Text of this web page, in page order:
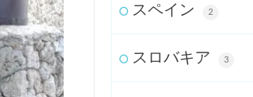
スペイン 2
スロバキア 3